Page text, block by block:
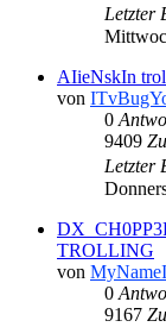
Letzter
AIieNskIn
von
0
9409
Letzter
TROLLING
von
0
9167